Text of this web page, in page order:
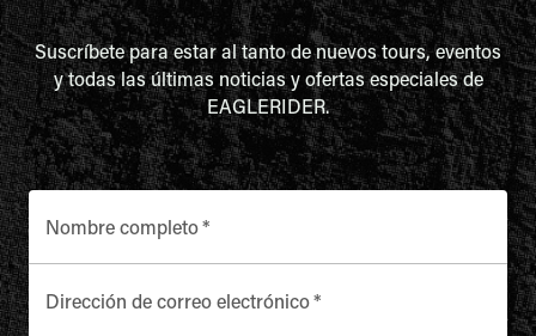
Suscríbete para estar al tanto de nuevos tours, eventos
y todas las últimas noticias y ofertas especiales de
EAGLERIDER.
Nombre completo*
Dirección de correo electrónico*